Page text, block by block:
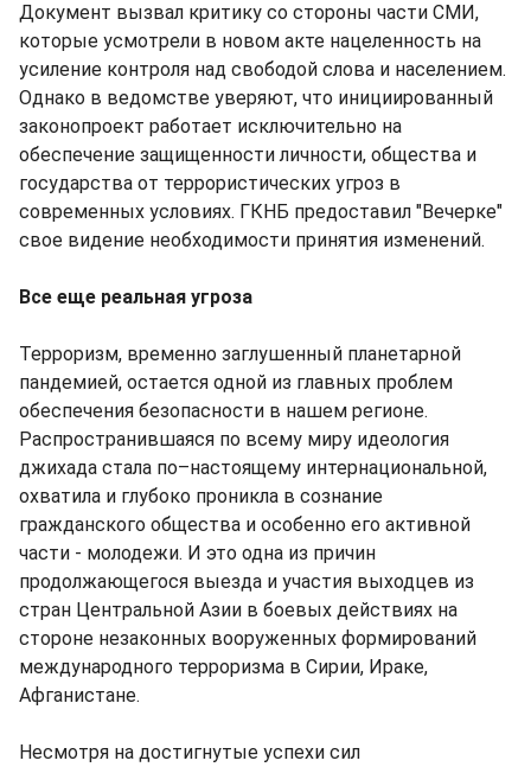
Документ вызвал критику со стороны части СМИ,
которые усмотрели в новом акте нацеленность на
усиление контроля над свободой слова и населением.
Однако в ведомстве уверяют, что инициированный
законопроект работает исключительно на
обеспечение защищенности личности, общества и
государства от террористических угроз в
современных условиях. ГКНБ предоставил "Вечерке"
свое видение необходимости принятия изменений.
Все еще реальная угроза
Терроризм, временно заглушенный планетарной
пандемией, остается одной из главных проблем
обеспечения безопасности в нашем регионе.
Распространившаяся по всему миру идеология
джихада стала по–настоящему интернациональной,
охватила и глубоко проникла в сознание
гражданского общества и особенно его активной
части - молодежи. И это одна из причин
продолжающегося выезда и участия выходцев из
стран Центральной Азии в боевых действиях на
стороне незаконных вооруженных формирований
международного терроризма в Сирии, Ираке,
Афганистане.
Несмотря на достигнутые успехи сил